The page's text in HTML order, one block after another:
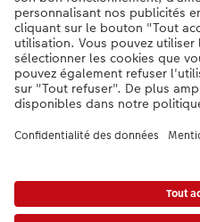
Notre sélection
Si vous avez des questions
n'hésitez pas à nous contacter du
(hors jours fériés), au numéro de
DE|
* Les prix s’entendent TVA comprise,